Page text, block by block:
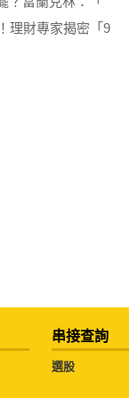
理財專家揭密「9
串接查詢
選股